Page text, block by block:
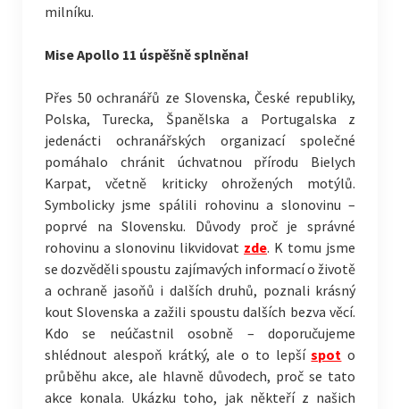
milníku.
Mise Apollo 11 úspěšně splněna!
Přes 50 ochranářů ze Slovenska, České republiky,
Polska, Turecka, Španělska a Portugalska z
jedenácti ochranářských organizací společné
pomáhalo chránit úchvatnou přírodu Bielych
Karpat, včetně kriticky ohrožených motýlů.
Symbolicky jsme spálili rohovinu a slonovinu –
poprvé na Slovensku. Důvody proč je správné
rohovinu a slonovinu likvidovat zde. K tomu jsme
se dozvěděli spoustu zajímavých informací o životě
a ochraně jasoňů i dalších druhů, poznali krásný
kout Slovenska a zažili spoustu dalších bezva věcí.
Kdo se neúčastnil osobně – doporučujeme
shlédnout alespoň krátký, ale o to lepšíspot o
průběhu akce, ale hlavně důvodech, proč se tato
akce konala. Ukázku toho, jak někteří z našich